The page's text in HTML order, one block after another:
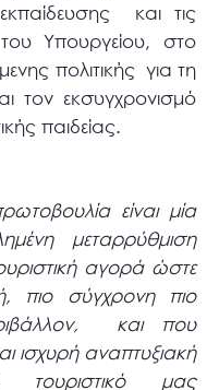
και τις
του Υπουργείου, στο
πολιτικής για τη
τον εκσυγχρονισμό
παιδείας.
είναι μία
μεταρρύθμιση
αγορά ώστε
πιο σύγχρονη πιο
και που
ισχυρή αναπτυξιακή
τουριστικό μας